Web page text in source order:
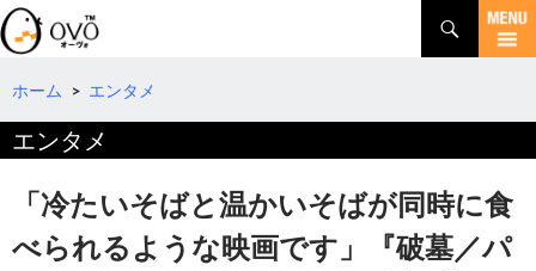
検
索
コ
テ
へ
ホーム > エンタメ
エンタメ
「冷たいそばと温かいそばが同時に食
べられるような映画です」『破墓／パ